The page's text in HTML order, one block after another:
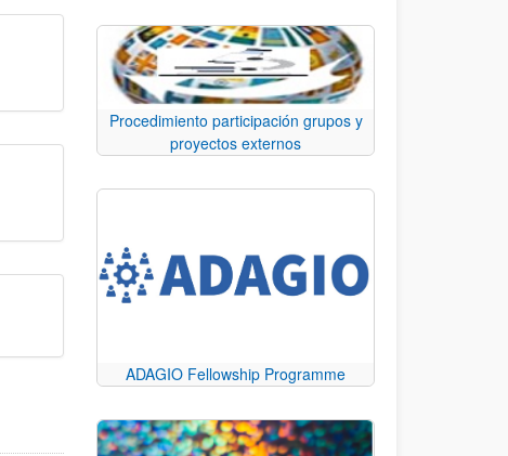
Procedimiento participación grupos y
proyectos externos
ADAGIO Fellowship Programme